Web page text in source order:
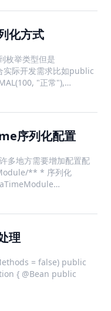
化方式
枚举类型但是
际开发需求比如public
"正常"),
序列化配置
多地方需要增加配置配
** * 序列化
理
= false) public
{ @Bean public